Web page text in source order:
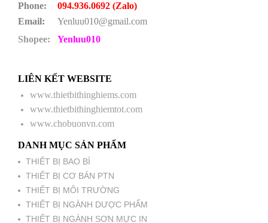
Phone:
094.936.0692 (Zalo)
Email:
Yenluu010@gmail.com
Shopee:
Yenluu010
LIÊN KẾT WEBSITE
www.thietbithinghiems.com
www.thietbithinghiemtot.com
www.chobuonvn.com
DANH MỤC SẢN PHẨM
THIẾT BỊ BAO BÌ
THIẾT BỊ CƠ BẢN PTN
THIẾT BỊ MÔI TRƯỜNG
THIẾT BỊ NGÀNH DƯỢC PHẨM
THIẾT BỊ NGÀNH SƠN MỰC IN